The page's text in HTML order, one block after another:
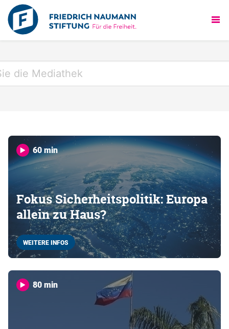
60 min
Fokus Sicherheitspolitik: Europa
allein zu Haus?
WEITERE INFOS
80 min